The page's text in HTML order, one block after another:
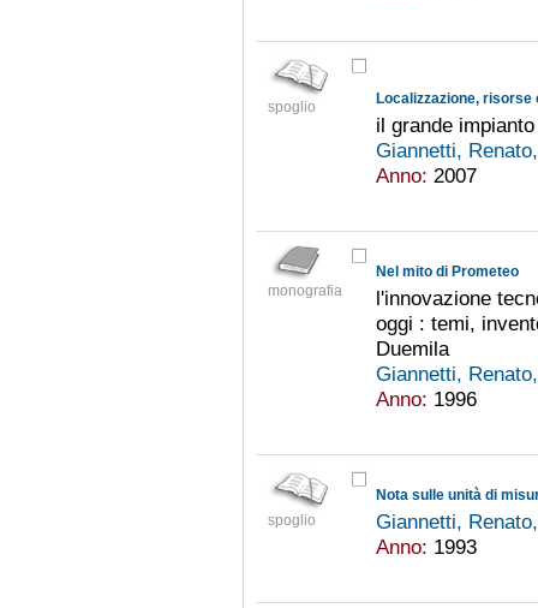
spoglio Localizzazione, risorse
il grande
Giannetti,
Anno: 2007
monografia
Nel mito di Prometeo
l'innovazione
oggi : temi,
Duemila
Giannetti,
Anno: 1996
spoglio
Nota sulle unità di
Giannetti,
Anno: 1993